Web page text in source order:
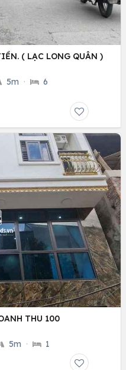
( LẠC LONG QUÂN )
5m · 6
THU 100
5m · 1